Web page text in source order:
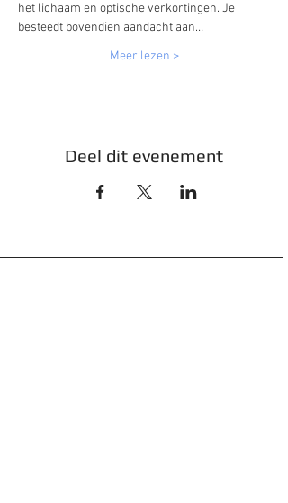
het lichaam en optische verkortingen. Je
besteedt bovendien aandacht aan…
Meer lezen >
Deel dit evenement